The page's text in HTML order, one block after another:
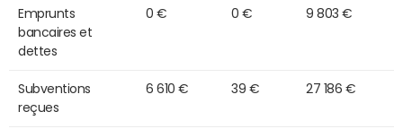
Emprunts
bancaires et
dettes
0 € 0 € 9 803 €
Subventions
reçues
6 610 € 39 € 27 186 €